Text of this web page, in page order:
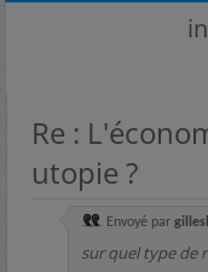
Re :
utopie ?
Envoyé par
sur quel type de